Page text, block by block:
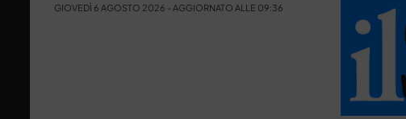
GIOVEDÌ 6 AGOSTO 2026 - AGGIORNATO ALLE 09:36